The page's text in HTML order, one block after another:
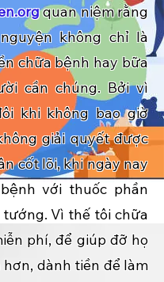
quan niệm rằng
không chỉ là
chữa bệnh hay bữa
cần chúng. Bởi vì
khi không bao giờ
giải quyết được
cốt lõi, khi ngày nay
với thuốc phần
tướng. Vì thế tôi chữa
phí, để giúp đỡ họ
hơn, dành tiền để làm